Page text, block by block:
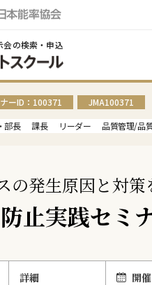
会の検索・申込
ーID：100371
JMA100371
部長 課長 リーダー 品質管理/品
の発生原因と対
止実践セミ
詳細 開